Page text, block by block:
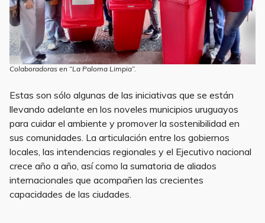
Colaboradoras en “La Paloma Limpia”.
Estas son sólo algunas de las iniciativas que se están
llevando adelante en los noveles municipios uruguayos
para cuidar el ambiente y promover la sostenibilidad en
sus comunidades. La articulación entre los gobiernos
locales, las intendencias regionales y el Ejecutivo nacional
crece año a año, así como la sumatoria de aliados
internacionales que acompañen las crecientes
capacidades de las ciudades.